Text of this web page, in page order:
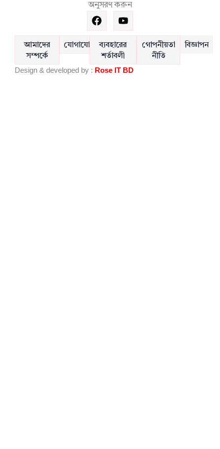
অনুসরণ করুন
F
a
c
e
b
o
o
Y
o
u
t
u
b
e
আমাদের
সম্পর্কে
যোগাযোগ
ব্যবহারের
শর্তাবলী
গোপনীয়তা
নীতি
বিজ্ঞাপন
Design & developed by : Rose IT BD